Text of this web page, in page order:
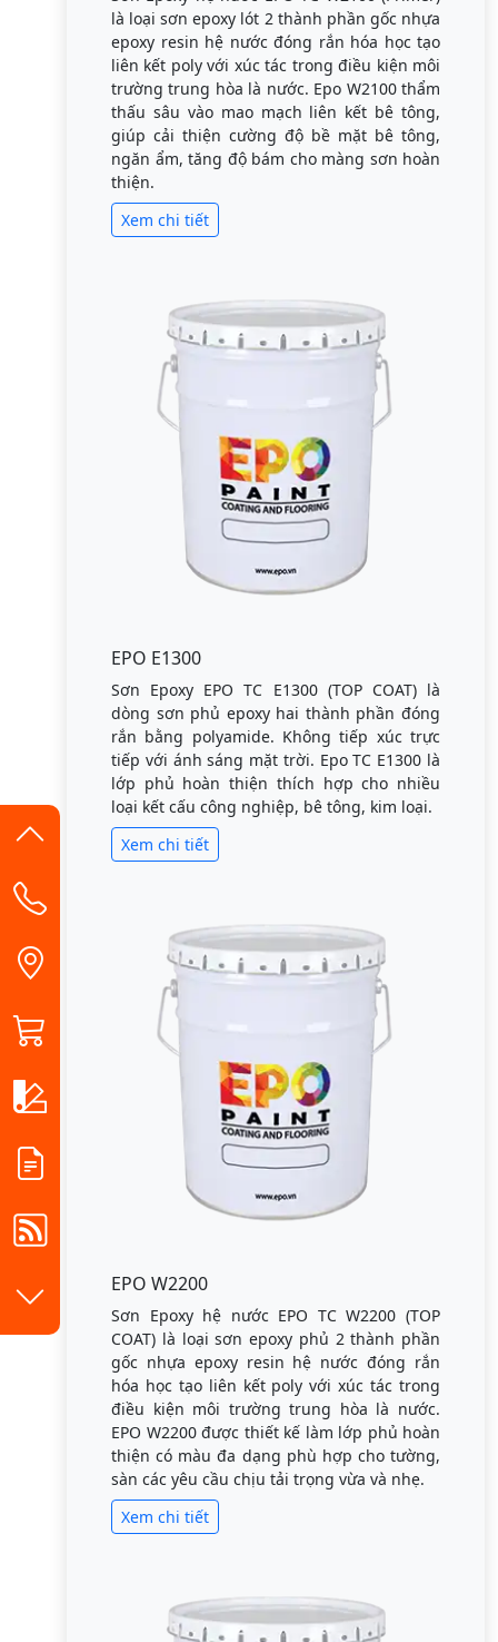
là loại sơn epoxy lót 2 thành phần gốc nhựa
epoxy resin hệ nước đóng rắn hóa học tạo
liên kết poly với xúc tác trong điều kiện môi
trường trung hòa là nước. Epo W2100 thẩm
thấu sâu vào mao mạch liên kết bê tông,
giúp cải thiện cường độ bề mặt bê tông,
ngăn ẩm, tăng độ bám cho màng sơn hoàn
thiện.
Xem chi tiết
EPO E1300
Sơn Epoxy EPO TC E1300 (TOP COAT) là
dòng sơn phủ epoxy hai thành phần đóng
rắn bằng polyamide. Không tiếp xúc trực
tiếp với ánh sáng mặt trời. Epo TC E1300 là
lớp phủ hoàn thiện thích hợp cho nhiều
loại kết cấu công nghiệp, bê tông, kim loại.
Xem chi tiết
EPO W2200
Sơn Epoxy hệ nước EPO TC W2200 (TOP
COAT) là loại sơn epoxy phủ 2 thành phần
gốc nhựa epoxy resin hệ nước đóng rắn
hóa học tạo liên kết poly với xúc tác trong
điều kiện môi trường trung hòa là nước.
EPO W2200 được thiết kế làm lớp phủ hoàn
thiện có màu đa dạng phù hợp cho tường,
sàn các yêu cầu chịu tải trọng vừa và nhẹ.
Xem chi tiết